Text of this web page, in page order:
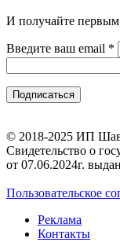
И получайте первым
Введите ваш email *
© 2018-2025 ИП
Свидетельство о
от 07.06.2024г.
Пользовательское
Реклама
Контакты